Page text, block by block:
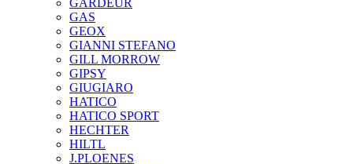
GAS
GEOX
GIANNI STEFANO
GILL MORROW
GIPSY
GIUGIARO
HATICO
HATICO SPORT
HECHTER
HILTL
J.PLOENES